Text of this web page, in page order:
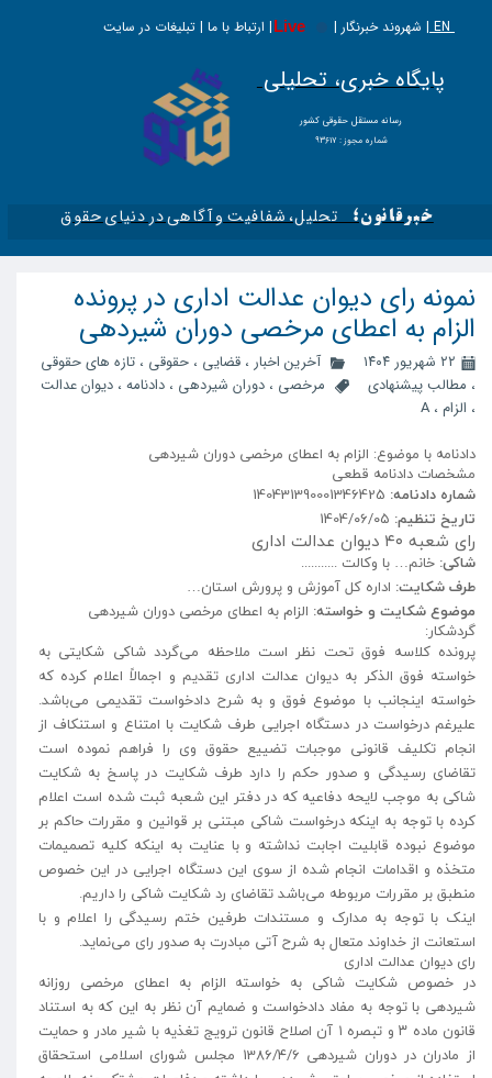
EN | شهروند خبرنگار | | ارتباط با ما | تبلیغات در سایت
Live
پایگاه خبری، تحلیلی
​​​​رسانه مستقل حقوقی کشور
شماره مجوز : ۹۳۶۱۷
خبرقانون؛ تحلیل، شفافیت و آگاهی در دنیای حقوق​​​​​​​
نمونه رای دیوان عدالت اداری در پرونده
الزام به اعطای مرخصی دوران شیردهی
۲۲ شهریور ۱۴۰۴ آخرین اخبار ، قضایی ، حقوقی ، تازه های حقوقی
، مطالب پیشنهادی مرخصی ، دوران شیردهی ، دادنامه ، دیوان عدالت
، الزام ، A
دادنامه با موضوع: الزام به اعطای مرخصی دوران شیردهی
مشخصات دادنامه قطعی
شماره دادنامه:
تاریخ تنظیم:
رای شعبه ۴۰ دیوان عدالت اداری
شاکی: خانم… با وکالت ...........
طرف شکایت: اداره کل آموزش و پرورش استان…
موضوع شکایت و خواسته: الزام به اعطای مرخصی دوران شیردهی
گردشکار:
پرونده کلاسه فوق تحت نظر است ملاحظه می‌گردد شاکی شکایتی به
خواسته فوق الذکر به دیوان عدالت اداری تقدیم و اجمالاً اعلام کرده که
خواسته اینجانب با موضوع فوق و به شرح دادخواست تقدیمی می‌باشد.
علیرغم درخواست در دستگاه اجرایی طرف شکایت با امتناع و استنکاف از
انجام تکلیف قانونی موجبات تضییع حقوق وی را فراهم نموده است
تقاضای رسیدگی و صدور حکم را دارد طرف شکایت در پاسخ به شکایت
شاکی به موجب لایحه دفاعیه که در دفتر این شعبه ثبت شده است اعلام
کرده با توجه به اینکه درخواست شاکی مبتنی بر قوانین و مقررات حاکم بر
موضوع نبوده قابلیت اجابت نداشته و با عنایت به اینکه کلیه تصمیمات
متخذه و اقدامات انجام شده از سوی این دستگاه اجرایی در این خصوص
منطبق بر مقررات مربوطه می‌باشد تقاضای رد شکایت شاکی را داریم.
اینک با توجه به مدارک و مستندات طرفین ختم رسیدگی را اعلام و با
استعانت از خداوند متعال به شرح آتی مبادرت به صدور رای می‌نماید.
رای دیوان عدالت اداری
در خصوص شکایت شاکی به خواسته الزام به اعطای مرخصی روزانه
شیردهی با توجه به مفاد دادخواست و ضمایم آن نظر به این که به استناد
قانون ماده ۳ و تبصره ۱ آن اصلاح قانون ترویج تغذیه با شیر مادر و حمایت
از مادران در دوران شیردهی 1386/۴/۶ مجلس شورای اسلامی استحقاق